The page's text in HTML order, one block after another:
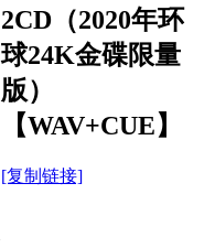
2CD（2020年环
球24K金碟限量
版）
【WAV+CUE】
[复制链接]